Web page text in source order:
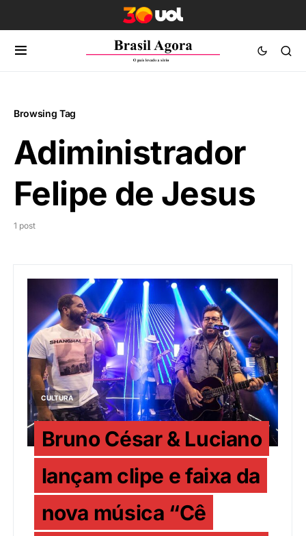
Browsing Tag
Adiministrador
Felipe de Jesus
1 post
CULTURA
Bruno César & Luciano
lançam clipe e faixa da
nova música “Cê